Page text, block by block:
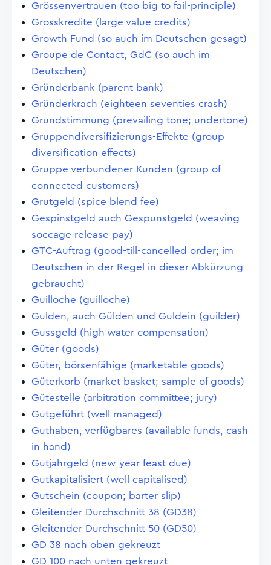
Grössenvertrauen (too big to fail-principle)
Grosskredite (large value credits)
Growth Fund (so auch im Deutschen gesagt)
Groupe de Contact, GdC (so auch im
Deutschen)
Gründerbank (parent bank)
Gründerkrach (eighteen seventies crash)
Grundstimmung (prevailing tone; undertone)
Gruppendiversifizierungs-Effekte (group
diversification effects)
Gruppe verbundener Kunden (group of
connected customers)
Grutgeld (spice blend fee)
Gespinstgeld auch Gespunstgeld (weaving
soccage release pay)
GTC-Auftrag (good-till-cancelled order; im
Deutschen in der Regel in dieser Abkürzung
gebraucht)
Guilloche (guilloche)
Gulden, auch Gülden und Guldein (guilder)
Gussgeld (high water compensation)
Güter (goods)
Güter, börsenfähige (marketable goods)
Güterkorb (market basket; sample of goods)
Gütestelle (arbitration committee; jury)
Gutgeführt (well managed)
Guthaben, verfügbares (available funds, cash
in hand)
Gutjahrgeld (new-year feast due)
Gutkapitalisiert (well capitalised)
Gutschein (coupon; barter slip)
Gleitender Durchschnitt 38 (GD38)
Gleitender Durchschnitt 50 (GD50)
GD 38 nach oben gekreuzt
GD 100 nach unten gekreuzt